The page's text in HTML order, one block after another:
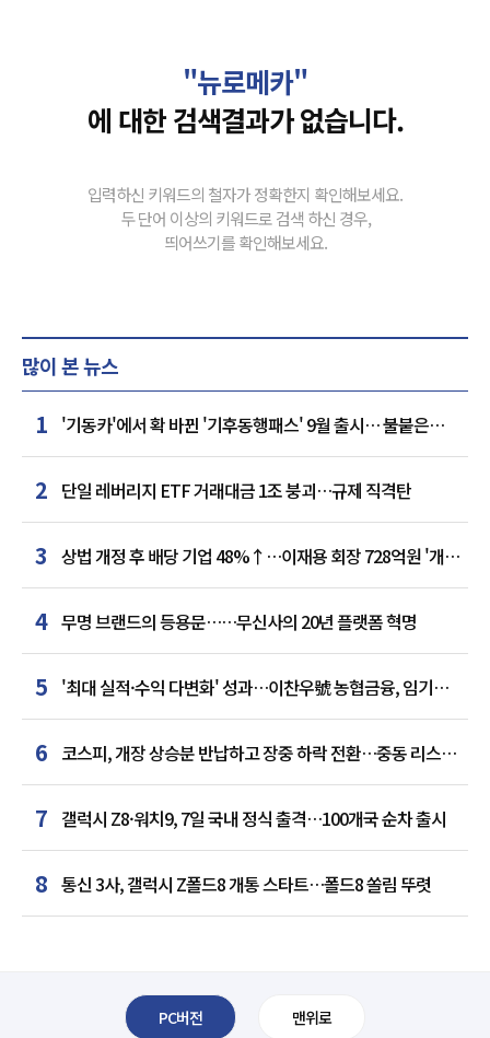
"뉴로메카"
에 대한 검색결과가 없습니다.
입력하신 키워드의 철자가 정확한지 확인해보세요.
두 단어 이상의 키워드로 검색 하신 경우,
띄어쓰기를 확인해보세요.
많이 본 뉴스
1 '기동카'에서 확 바뀐 '기후동행패스' 9월 출시… 불붙은
카드사 경쟁
2 단일 레버리지 ETF 거래대금 1조 붕괴…규제 직격탄
3
상법 개정 후 배당 기업 48%↑…이재용 회장 728억원 '개인
최다'
4 무명 브랜드의 등용문……무신사의 20년 플랫폼 혁명
5 '최대 실적·수익 다변화' 성과…이찬우號 농협금융, 임기
말년 성장 박차
6 코스피, 개장 상승분 반납하고 장중 하락 전환…중동 리스크·
美 경계감
7 갤럭시 Z8·워치9, 7일 국내 정식 출격…100개국 순차 출시
8 통신 3사, 갤럭시 Z폴드8 개통 스타트…폴드8 쏠림 뚜렷
PC버전 맨위로